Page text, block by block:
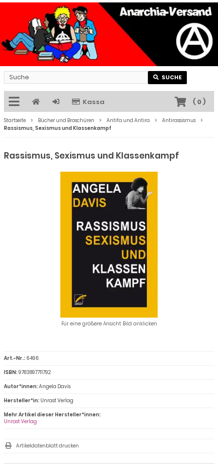
SUCHE
Kassa ( 0)
Startseite Bücher und Broschüren Antifa und Antira
Antirassismus
Rassismus, Sexismus und Klassenkampf
Rassismus, Sexismus und Klassenkampf
Für eine größere Ansicht Bild anklicken
Art.-Nr.: 6496
ISBN:9783897711792
Autor*innen:Angela Davis
Hersteller*in: Unrast Verlag
Mehr Artikel dieser Hersteller*innen:
Unrast Verlag
Artikeldatenblatt drucken